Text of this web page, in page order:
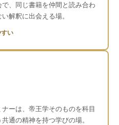
、同じ書籍を仲間と読み合わ
解釈に出会える場。
い
ーは、帝王学そのものを科目
通の精神を持つ学びの場。